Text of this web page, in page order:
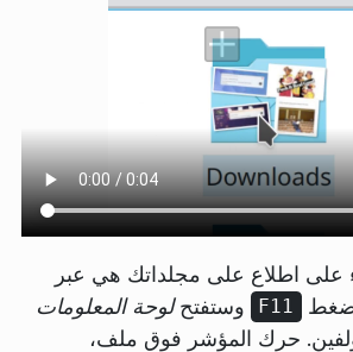
على اطلاع على مجلداتك هي عبر
F11 وستفتحلوحة المعلومات
حرك المؤشر فوق ملف،